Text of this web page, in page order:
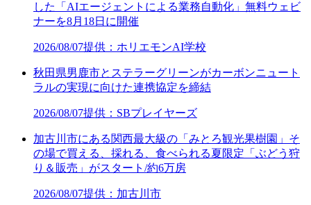
した「AIエージェントによる業務自動化」無料ウェビ
ナーを8月18日に開催
2026/08/07提供：ホリエモンAI学校
秋田県男鹿市とステラーグリーンがカーボンニュート
ラルの実現に向けた連携協定を締結
2026/08/07提供：SBプレイヤーズ
加古川市にある関西最大級の「みとろ観光果樹園」そ
の場で買える、採れる、食べられる夏限定「ぶどう狩
り＆販売」がスタート/約6万房
2026/08/07提供：加古川市